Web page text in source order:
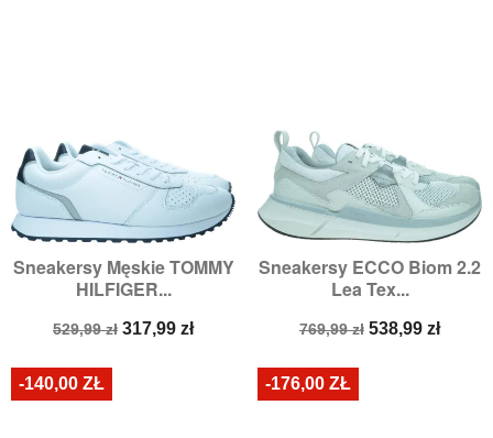
Sneakersy Męskie TOMMY
HILFIGER...
Cena
529,99 zł Cena
317,99 zł
Sneakersy ECCO Biom 2.2
Lea Tex...
Cena
769,99 zł Cena
538,99 zł
-140,00 ZŁ -176,00 ZŁ